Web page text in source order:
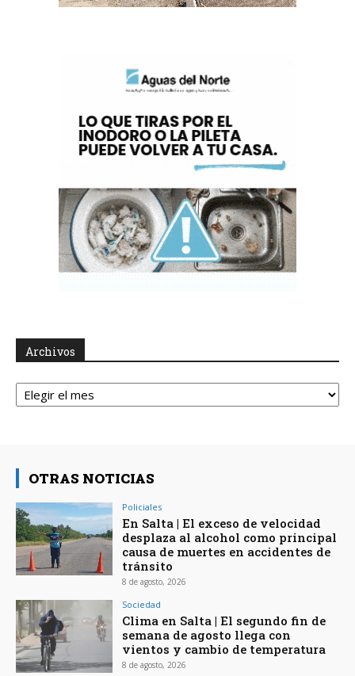
Archivos
Archivos
OTRAS NOTICIAS
Policiales
En Salta | El exceso de velocidad
desplaza al alcohol como principal
causa de muertes en accidentes de
tránsito
8 de agosto, 2026
Sociedad
Clima en Salta | El segundo fin de
semana de agosto llega con
vientos y cambio de temperatura
8 de agosto, 2026